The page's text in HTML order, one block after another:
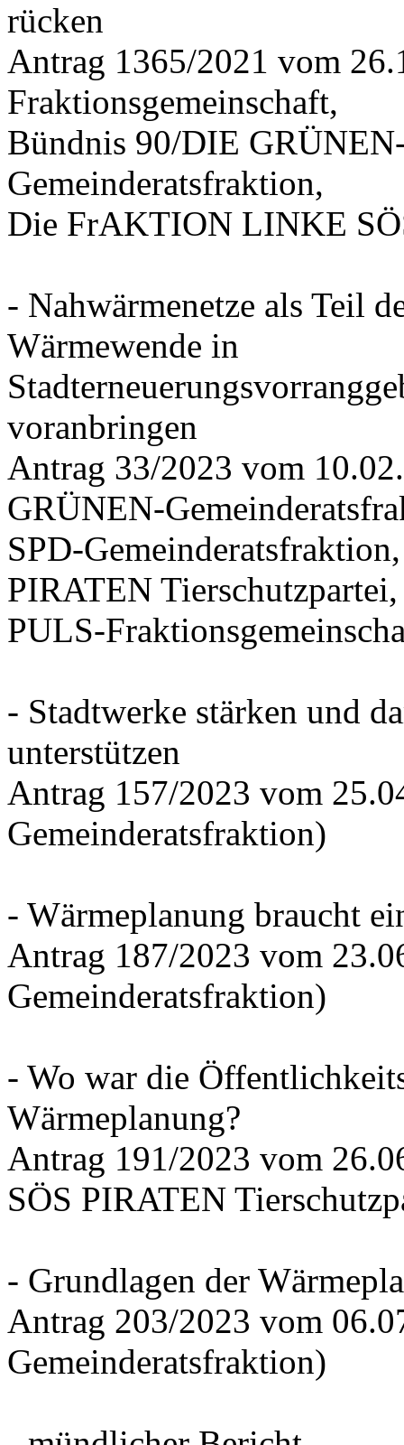
rücken
Antrag 1365/2021 vom
Fraktionsgemeinschaft,
Bündnis 90/DIE
Gemeinderatsfraktion,
Die FrAKTION LINKE
- Nahwärmenetze als Teil
Wärmewende in
voranbringen
Antrag 33/2023 vom
GRÜNEN-
SPD-
PIRATEN Tierschutzpartei,
PULS-
- Stadtwerke stärken und
unterstützen
Antrag 157/2023 vom
Gemeinderatsfraktion)
- Wärmeplanung braucht
Antrag 187/2023 vom
Gemeinderatsfraktion)
- Wo war die
Wärmeplanung?
Antrag 191/2023 vom
SÖS PIRATEN
- Grundlagen der
Antrag 203/2023 vom
Gemeinderatsfraktion)